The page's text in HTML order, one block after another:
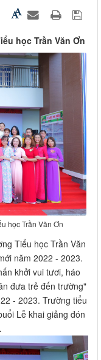
học Trần Văn Ơn
học Trần Văn Ơn
Tiểu học Trần Văn
năm 2022 - 2023.
khởi vui tươi, háo
đưa trẻ đến trường"
- 2023. Trường tiểu
Lễ khai giảng đón